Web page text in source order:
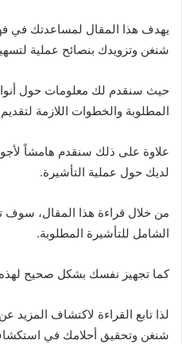
يهدف هذا المقال لمساعدتك في
شنغن وتزويدك بنصائح عملية
حيث سنقدم لك معلومات حول أنواع
المطلوبة والخطوات اللازمة
علاوة على ذلك سنقدم هامشاً
لديك حول عملية التأشيرة.
من خلال قراءة هذا المقال،
الشامل للتأشيرة المطلوبة.
كما تجهيز نفسك بشكل صحيح لهذه
لذا تابع القراءة لاكتشاف
شنغن وتحقيق أحلامك في